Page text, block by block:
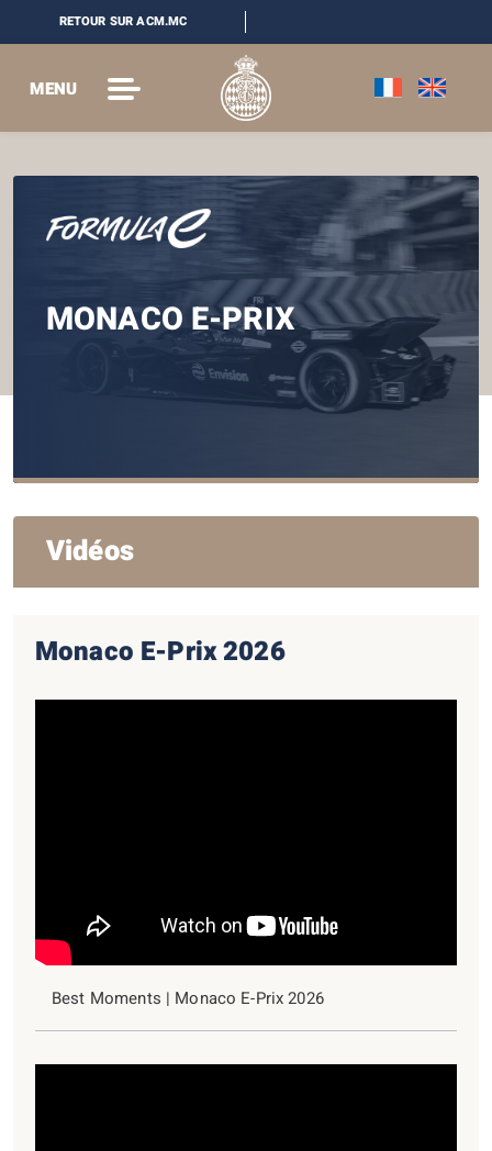
RETOUR SUR ACM.MC
MENU
MONACO E-PRIX
Vidéos
Monaco E-Prix 2026
Best Moments | Monaco E-Prix 2026